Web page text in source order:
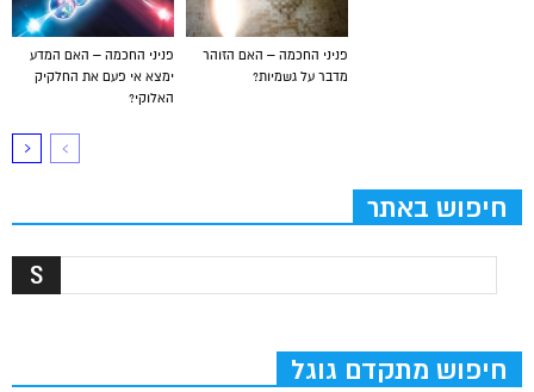
פניני החכמה – האם המדע
ימצא אי פעם את החלקיק
האלוקי?
פניני החכמה – האם הזוהר
מדבר על גשמיות?
חיפוש באתר
חיפוש מתקדם גוגל